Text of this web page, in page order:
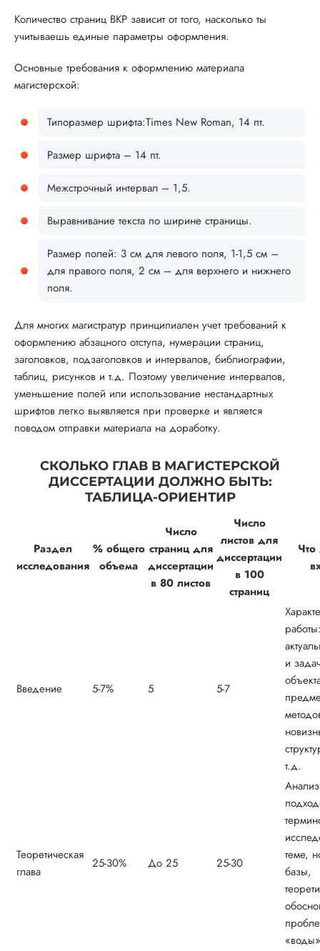
Количество страниц ВКР зависит от того, насколько ты
учитываешь единые параметры оформления.
Основные требования к оформлению материала
магистерской:
Типоразмер шрифта:Times New Roman, 14 пт.
Размер шрифта – 14 пт.
Межстрочный интервал – 1,5.
Выравнивание текста по ширине страницы.
Размер полей: 3 см для левого поля, 1-1,5 см –
для правого поля, 2 см – для верхнего и нижнего
поля.
Для многих магистратур принципиален учет требований к
оформлению абзацного отступа, нумерации страниц,
заголовков, подзаголовков и интервалов, библиографии,
таблиц, рисунков и т.д. Поэтому увеличение интервалов,
уменьшение полей или использование нестандартных
шрифтов легко выявляется при проверке и является
поводом отправки материала на доработку.
СКОЛЬКО ГЛАВ В МАГИСТЕРСКОЙ
ДИССЕРТАЦИИ ДОЛЖНО БЫТЬ:
ТАБЛИЦА-ОРИЕНТИР
Раздел
исследования
% общего
объема
Число
страниц для
диссертации
в 80 листов
Число
листов для
диссертации
в 100
страниц
Введение 5-7% 5 5-7
и
т.д.
Теоретическая
глава
25-30% До 25 25-30
теме,
базы,